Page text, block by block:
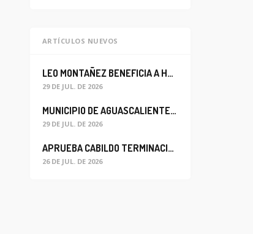
ARTÍCULOS NUEVOS
LEO MONTAÑEZ BENEFICIA A HABITANTES DEL BARRIO DE LA SALUD CON MEJORA DEL ALCANTARILLADO SANITARIO
29 DE JUL. DE 2026
MUNICIPIO DE AGUASCALIENTES REABRE CIRCULACIÓN VEHICULAR EN LA CALLE JOSEFA ORTIZ DE DOMÍNGUEZ
29 DE JUL. DE 2026
APRUEBA CABILDO TERMINACIÓN ANTICIPADA DEL CONTRATO PARA EL PROYECTO DE MODERNIZACIÓN DEL SISTEMA DE ALUMBRADO
26 DE JUL. DE 2026